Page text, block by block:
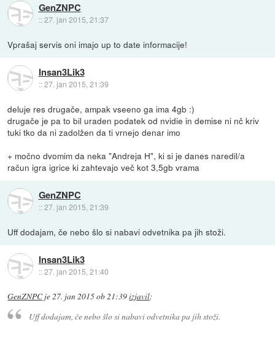
GenZNPC
::27. jan 2015, 21:37
Vprašaj servis oni imajo up to date informacije!
Insan3Lik3
::27. jan 2015, 21:39
deluje res drugače, ampak vseeno ga ima 4gb :)
drugače je pa to bil uraden podatek od nvidie in demise ni nč kriv
tuki tko da ni zadolžen da ti vrnejo denar imo
+ močno dvomim da neka "Andreja H", ki si je danes naredil/a
račun igra igrice ki zahtevajo več kot 3,5gb vrama
GenZNPC
::27. jan 2015, 21:39
Uff dodajam, če nebo šlo si nabavi odvetnika pa jih stoži.
Insan3Lik3
::27. jan 2015, 21:40
GenZNPCje27. jan 2015 ob 21:39izjavil:
Uff dodajam, če nebo šlo si nabavi odvetnika pa jih stoži.